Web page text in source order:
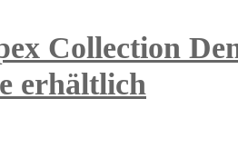
Collection
erhältlich